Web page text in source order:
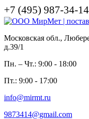
+7 (495) 987-34-14
Московская обл.,
д.39/1
Пн. – Чт.: 9:00 - 18:00
Пт.: 9:00 - 17:00
info@mirmt.ru
9873414@gmail.com